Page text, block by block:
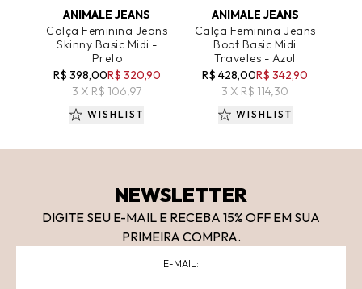
ANIMALE JEANS
Calça Feminina Jeans
Skinny Basic Midi -
Preto
R$ 398,00R$ 320,90
3 X R$ 106,97
WISHLIST
ANIMALE JEANS
Calça Feminina Jeans
Boot Basic Midi
Travetes - Azul
R$ 428,00R$ 342,90
3 X R$ 114,30
WISHLIST
NEWSLETTER
DIGITE SEU E-MAIL E RECEBA 15% OFF EM SUA
PRIMEIRA COMPRA.